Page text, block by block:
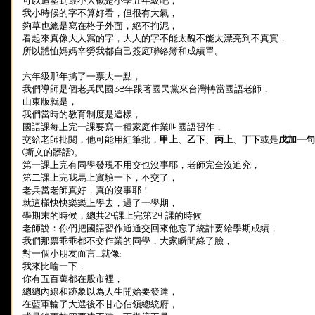
我小時候的字不算好看，但很有大氣，
夠草也總是寫在格子外面，絕不拘泥，
看起來真像大人寫的字，大人的字不能太醜不能太漂亮到不真實，
所以體恤媽媽辛勞我都自己簽庭聯絡簿和成績單。
六年級那年搞了一票大一點，
我們導師是個老兵民國38年跟著國民黨來台灣轉當國語老師，
山東版就是，
我們當時的教育制度是這樣，
國語課每上完一課要寫一種家庭作業叫國語習作，
交給老師批閱，他可能用紅筆批， 甲上、 乙下、 丙上、 丁下或是戊加一
(斯文的髒話)。
第一課上完有同學發現不用交也沒事耶，老師完全沒追究，
第二課上完我馬上實驗一下，不交了，
老兵當老師真好，真的沒事耶！
就這樣快快樂樂上學去，過了一學期，
學期末的時候，總共24課上完第24 課的時候
老師說：你們把國語習作通通交回來他忘了統計要給學期成績，
我們那票乖乖都不交作業的同學，大家瞬間綠了臉，
對一個小朋友而言....就像:
我來比喻一下，
你有五百萬都在股市裡，
總總內線和跡象以為人生開始要發達，
在藍軍輸了大選後不甘心佔領總統府，